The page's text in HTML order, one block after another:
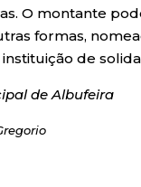
O montante
formas,
de
de Albufeira